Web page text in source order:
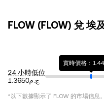
FLOW (FLOW) 兌 埃
24 小時低位
ج.م1.3650
*以下數據顯示了 FLOW 的市場信息。